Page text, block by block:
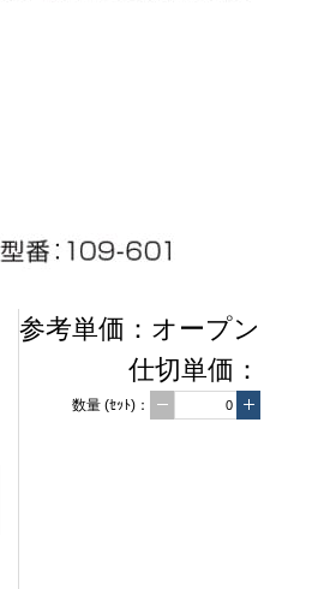
参考単価： オープン
仕切単価：
数量 (ｾｯﾄ) ：